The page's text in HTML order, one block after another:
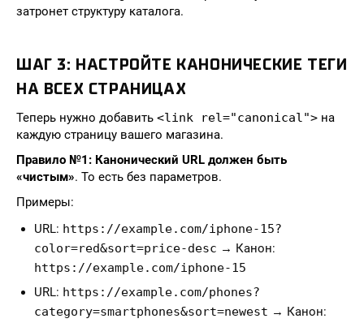
затронет структуру каталога.
ШАГ 3: НАСТРОЙТЕ КАНОНИЧЕСКИЕ ТЕГИ
НА ВСЕХ СТРАНИЦАХ
Теперь нужно добавить <link rel="canonical"> на
каждую страницу вашего магазина.
Правило №1: Канонический URL должен быть
«чистым». То есть без параметров.
Примеры:
URL: https://example.com/iphone-15?
color=red&sort=price-desc → Канон:
https://example.com/iphone-15
URL: https://example.com/phones?
category=smartphones&sort=newest → Канон: